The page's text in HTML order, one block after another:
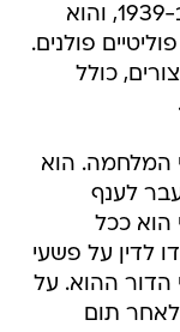
הנאצים הקימו את מחנה שטוטהוף ב-1939, והוא
פולנים.
בו 110 אלף עצורים, כולל
המלחמה. הוא
לענף
הוא ככל
לדין על פשעי
הדור ההוא. על
תום